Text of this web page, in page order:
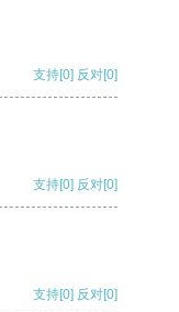
支持[0] 反对[0]
支持[0] 反对[0]
支持[0] 反对[0]